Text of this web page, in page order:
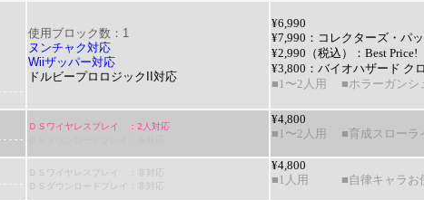
使用ブロック数：1
ヌンチャク対応
Wiiザッパー対応
ドルビープロロジックII対応
¥6,990
¥7,990 ： コレクターズ・パ
¥2,990（税込）： Best Price!
¥3,800： バイオハザード ク
■1〜2人用
■ホラーガンシ
ＤＳワイヤレスプレイ ：2人対応
¥4,800
■1〜2人用
■育成スローラ
ＤＳワイヤレスプレイ ：非対応
ＤＳダウンロードプレイ：非対応
¥4,800
■1人用
■自律キャラお